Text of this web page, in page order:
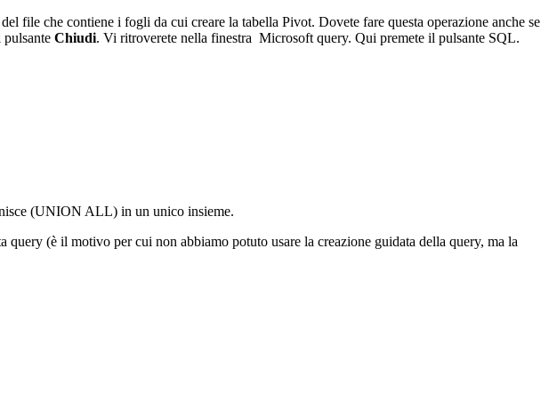
file che contiene i fogli da cui creare la tabella Pivot. Dovete fare questa operazione anche se
pulsante Chiudi. Vi ritroverete nella finestra Microsoft query. Qui premete il pulsante SQL.
(UNION ALL) in un unico insieme.
(è il motivo per cui non abbiamo potuto usare la creazione guidata della query, ma la